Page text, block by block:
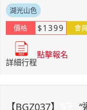
湖光山色
價格
$1399 會員
詳細行程
點擊報名
【BGZ037】 “